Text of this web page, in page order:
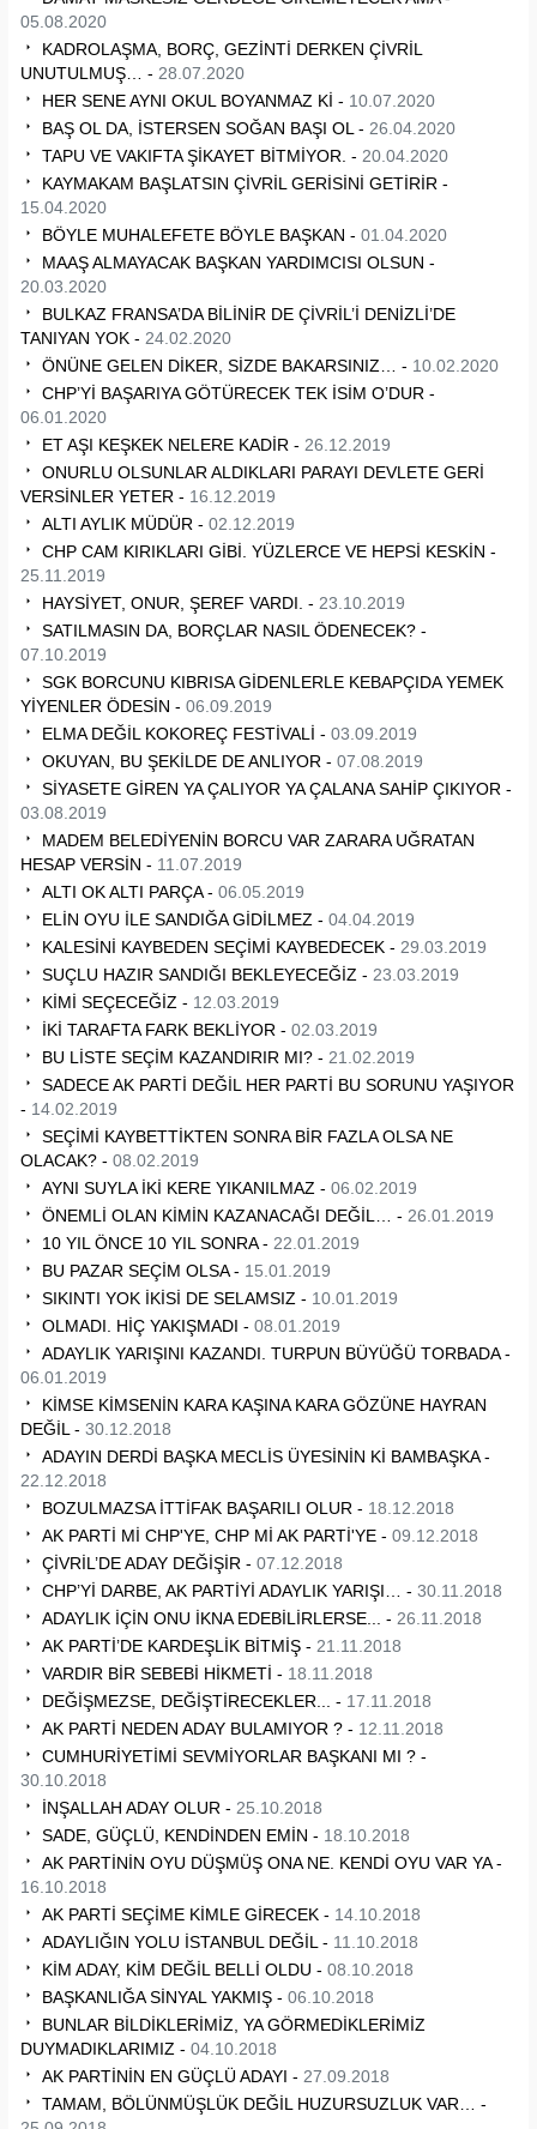
05.08.2020
KADROLAŞMA, BORÇ, GEZİNTİ DERKEN ÇİVRİL
UNUTULMUŞ… - 28.07.2020
HER SENE AYNI OKUL BOYANMAZ Kİ - 10.07.2020
BAŞ OL DA, İSTERSEN SOĞAN BAŞI OL - 26.04.2020
TAPU VE VAKIFTA ŞİKAYET BİTMİYOR. - 20.04.2020
KAYMAKAM BAŞLATSIN ÇİVRİL GERİSİNİ GETİRİR -
15.04.2020
BÖYLE MUHALEFETE BÖYLE BAŞKAN - 01.04.2020
MAAŞ ALMAYACAK BAŞKAN YARDIMCISI OLSUN -
20.03.2020
BULKAZ FRANSA’DA BİLİNİR DE ÇİVRİL’İ DENİZLİ’DE
TANIYAN YOK - 24.02.2020
ÖNÜNE GELEN DİKER, SİZDE BAKARSINIZ… - 10.02.2020
CHP’Yİ BAŞARIYA GÖTÜRECEK TEK İSİM O’DUR -
06.01.2020
ET AŞI KEŞKEK NELERE KADİR - 26.12.2019
ONURLU OLSUNLAR ALDIKLARI PARAYI DEVLETE GERİ
VERSİNLER YETER - 16.12.2019
ALTI AYLIK MÜDÜR - 02.12.2019
CHP CAM KIRIKLARI GİBİ. YÜZLERCE VE HEPSİ KESKİN -
25.11.2019
HAYSİYET, ONUR, ŞEREF VARDI. - 23.10.2019
SATILMASIN DA, BORÇLAR NASIL ÖDENECEK? -
07.10.2019
SGK BORCUNU KIBRISA GİDENLERLE KEBAPÇIDA YEMEK
YİYENLER ÖDESİN - 06.09.2019
ELMA DEĞİL KOKOREÇ FESTİVALİ - 03.09.2019
OKUYAN, BU ŞEKİLDE DE ANLIYOR - 07.08.2019
SİYASETE GİREN YA ÇALIYOR YA ÇALANA SAHİP ÇIKIYOR -
03.08.2019
MADEM BELEDİYENİN BORCU VAR ZARARA UĞRATAN
HESAP VERSİN - 11.07.2019
ALTI OK ALTI PARÇA - 06.05.2019
ELİN OYU İLE SANDIĞA GİDİLMEZ - 04.04.2019
KALESİNİ KAYBEDEN SEÇİMİ KAYBEDECEK - 29.03.2019
SUÇLU HAZIR SANDIĞI BEKLEYECEĞİZ - 23.03.2019
KİMİ SEÇECEĞİZ - 12.03.2019
İKİ TARAFTA FARK BEKLİYOR - 02.03.2019
BU LİSTE SEÇİM KAZANDIRIR MI? - 21.02.2019
SADECE AK PARTİ DEĞİL HER PARTİ BU SORUNU YAŞIYOR
- 14.02.2019
SEÇİMİ KAYBETTİKTEN SONRA BİR FAZLA OLSA NE
OLACAK? - 08.02.2019
AYNI SUYLA İKİ KERE YIKANILMAZ - 06.02.2019
ÖNEMLİ OLAN KİMİN KAZANACAĞI DEĞİL… - 26.01.2019
10 YIL ÖNCE 10 YIL SONRA - 22.01.2019
BU PAZAR SEÇİM OLSA - 15.01.2019
SIKINTI YOK İKİSİ DE SELAMSIZ - 10.01.2019
OLMADI. HİÇ YAKIŞMADI - 08.01.2019
ADAYLIK YARIŞINI KAZANDI. TURPUN BÜYÜĞÜ TORBADA -
06.01.2019
KİMSE KİMSENİN KARA KAŞINA KARA GÖZÜNE HAYRAN
DEĞİL - 30.12.2018
ADAYIN DERDİ BAŞKA MECLİS ÜYESİNİN Kİ BAMBAŞKA -
22.12.2018
BOZULMAZSA İTTİFAK BAŞARILI OLUR - 18.12.2018
AK PARTİ Mİ CHP'YE, CHP Mİ AK PARTİ'YE - 09.12.2018
ÇİVRİL’DE ADAY DEĞİŞİR - 07.12.2018
CHP’Yİ DARBE, AK PARTİYİ ADAYLIK YARIŞI… - 30.11.2018
ADAYLIK İÇİN ONU İKNA EDEBİLİRLERSE... - 26.11.2018
AK PARTİ’DE KARDEŞLİK BİTMİŞ - 21.11.2018
VARDIR BİR SEBEBİ HİKMETİ - 18.11.2018
DEĞİŞMEZSE, DEĞİŞTİRECEKLER... - 17.11.2018
AK PARTİ NEDEN ADAY BULAMIYOR ? - 12.11.2018
CUMHURİYETİMİ SEVMİYORLAR BAŞKANI MI ? -
30.10.2018
İNŞALLAH ADAY OLUR - 25.10.2018
SADE, GÜÇLÜ, KENDİNDEN EMİN - 18.10.2018
AK PARTİNİN OYU DÜŞMÜŞ ONA NE. KENDİ OYU VAR YA -
16.10.2018
AK PARTİ SEÇİME KİMLE GİRECEK - 14.10.2018
ADAYLIĞIN YOLU İSTANBUL DEĞİL - 11.10.2018
KİM ADAY, KİM DEĞİL BELLİ OLDU - 08.10.2018
BAŞKANLIĞA SİNYAL YAKMIŞ - 06.10.2018
BUNLAR BİLDİKLERİMİZ, YA GÖRMEDİKLERİMİZ
DUYMADIKLARIMIZ - 04.10.2018
AK PARTİNİN EN GÜÇLÜ ADAYI - 27.09.2018
TAMAM, BÖLÜNMÜŞLÜK DEĞİL HUZURSUZLUK VAR… -